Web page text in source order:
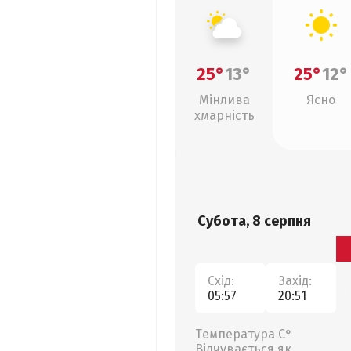
25°13°
Мінлива
хмарність
25°12°
Ясно
Субота, 8 серпня
Схід:
05:57
Захід:
20:51
Температура С°